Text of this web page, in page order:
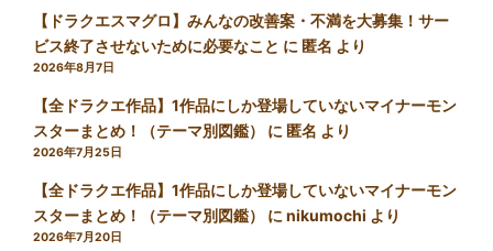
【ドラクエスマグロ】みんなの改善案・不満を大募集！サー
ビス終了させないために必要なこと に 匿名 より
2026年8月7日
【全ドラクエ作品】1作品にしか登場していないマイナーモン
スターまとめ！（テーマ別図鑑）
に 匿名 より
2026年7月25日
【全ドラクエ作品】1作品にしか登場していないマイナーモン
スターまとめ！（テーマ別図鑑）
に nikumochi より
2026年7月20日